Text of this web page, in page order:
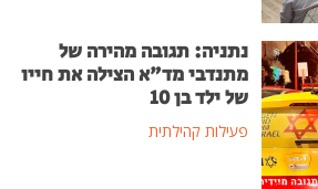
נתניה: תגובה מהירה של
מתנדבי מד"א הצילה את חייו
של ילד בן 10
פעילות קהילתית